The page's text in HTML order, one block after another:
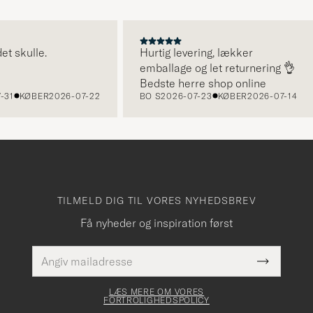
KØBER2026-07-22
Hurtig levering, lækker
emballage og let returnering 👌
Bedste herre shop online
BO S2026-07-23 KØBER2026-07-14
TILMELD DIG TIL VORES NYHEDSBREV
Få nyheder og inspiration først
mailadresse
Dette
felt skal
Submit
Newsletter
LÆS MERE OM VORES
FORTROLIGHEDSPOLICY